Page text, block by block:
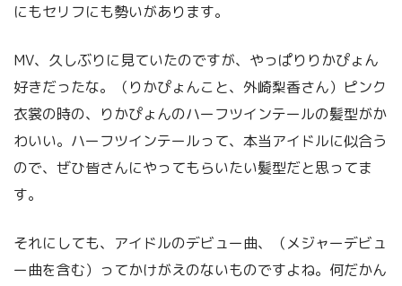
にもセリフにも勢いがあります。
MV、久しぶりに見ていたのですが、やっぱりりかぴょん
好きだったな。（りかぴょんこと、外崎梨香さん）ピンク
衣裳の時の、りかぴょんのハーフツインテールの髪型がか
わいい。ハーフツインテールって、本当アイドルに似合う
ので、ぜひ皆さんにやってもらいたい髪型だと思ってま
す。
それにしても、アイドルのデビュー曲、（メジャーデビュ
ー曲を含む）ってかけがえのないものですよね。何だかん